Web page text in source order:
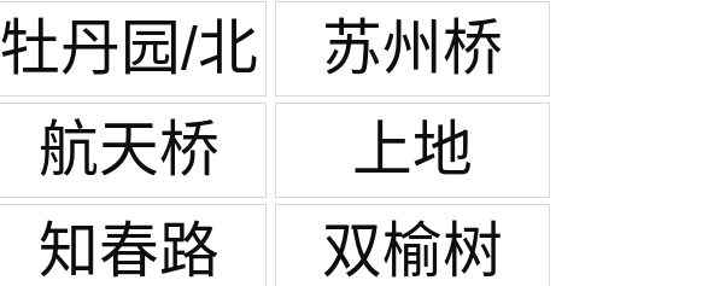
牡丹园/北
太平庄
苏州桥
航天桥
上地
知春路
双榆树